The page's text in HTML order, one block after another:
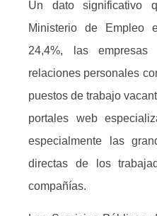
Un dato significativo
Ministerio de Empleo
24,4%, las
relaciones personales
puestos de trabajo
portales web
especialmente las
directas de los
compañías.